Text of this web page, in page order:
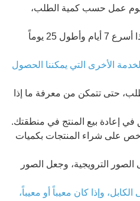
التسجيل 5 إلى 21 يوم عمل حسب كمية الطلب،
وأخيراً، التعبئة في يوم واحد، لذا أسرع 7 أيام وأطول 25 يوماً
الأخرى التي يمكننا الحصول
حتى تتمكن من معرفة ما إذا
في إعادة بيع المنتج في منطقتك.
على شراء المنتجات بكميات
الصور الترويجية، وجعل الصور
الكابل، وإذا كان معيباً أو معيباً،